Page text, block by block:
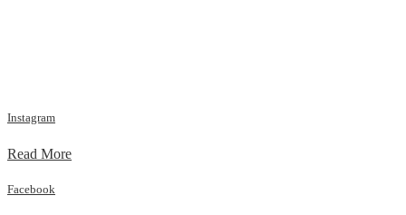
Instagram
Read More
Facebook